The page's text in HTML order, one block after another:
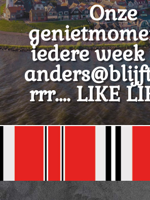
Onze
iedere
rrr…. LIKE